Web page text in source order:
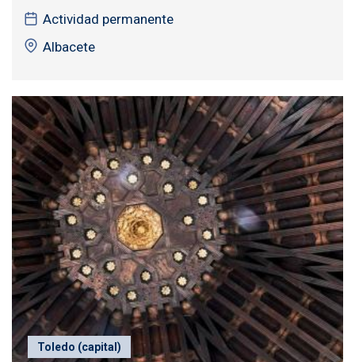
Actividad permanente
Albacete
Toledo (capital)